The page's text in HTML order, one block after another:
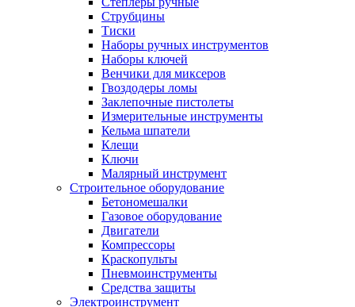
Струбцины
Тиски
Наборы ручных инструментов
Наборы ключей
Венчики для миксеров
Гвоздодеры ломы
Заклепочные пистолеты
Измерительные инструменты
Кельма шпатели
Клещи
Ключи
Малярный инструмент
Строительное оборудование
Бетономешалки
Газовое оборудование
Двигатели
Компрессоры
Краскопульты
Пневмоинструменты
Средства защиты
Электроинструмент